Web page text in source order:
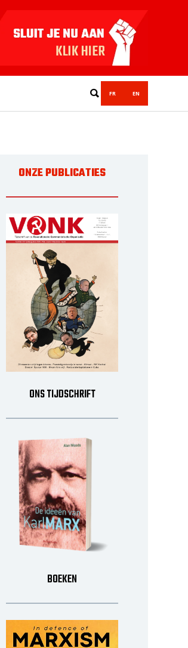
FR EN
ONZE PUBLICATIES
ONS TIJDSCHRIFT
BOEKEN